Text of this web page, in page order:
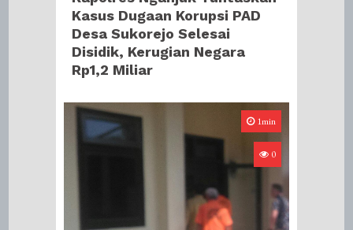
Kasus Dugaan Korupsi PAD
Desa Sukorejo Selesai
Disidik, Kerugian Negara
Rp1,2 Miliar
1min
0